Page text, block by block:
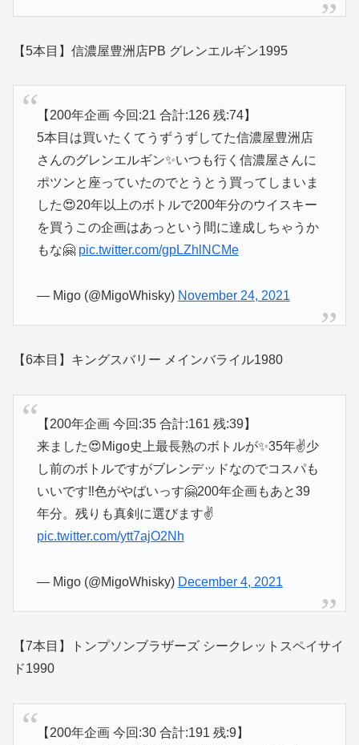
【5本目】信濃屋豊洲店PB グレンエルギン1995
【200年企画 今回:21 合計:126 残:74】
5本目は買いたくてうずうずしてた信濃屋豊洲店
さんのグレンエルギン✨いつも行く信濃屋さんに
ポツンと座っていたのでとうとう買ってしまいま
した😍20年以上のボトルで200年分のウイスキー
を買うこの企画はあっという間に達成しちゃうか
もな🤗 pic.twitter.com/gpLZhlNCMe
— Migo (@MigoWhisky) November 24, 2021
【6本目】キングスバリー メインバライル1980
【200年企画 今回:35 合計:161 残:39】
来ました😍Migo史上最長熟のボトルが✨35年✌️少
し前のボトルですがブレンデッドなのでコスパも
いいです‼️色がやばいっす🤗200年企画もあと39
年分。残りも真剣に選びます✌️
pic.twitter.com/ytt7ajO2Nh
— Migo (@MigoWhisky) December 4, 2021
【7本目】トンプソンブラザーズ シークレットスペイサイ
ド1990
【200年企画 今回:30 合計:191 残:9】